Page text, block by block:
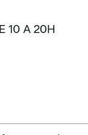
10 A 20H